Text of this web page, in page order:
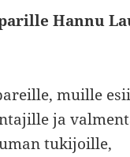
Hannu
muille
ja
tukijoille,